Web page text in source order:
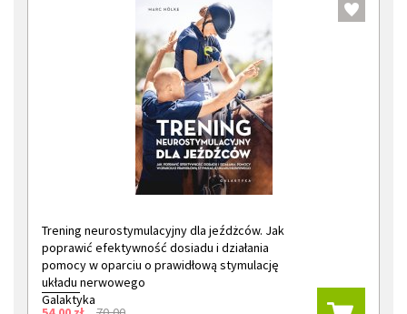
Trening neurostymulacyjny dla jeźdżców. Jak
poprawić efektywność dosiadu i działania
pomocy w oparciu o prawidłową stymulację
układu nerwowego
Galaktyka